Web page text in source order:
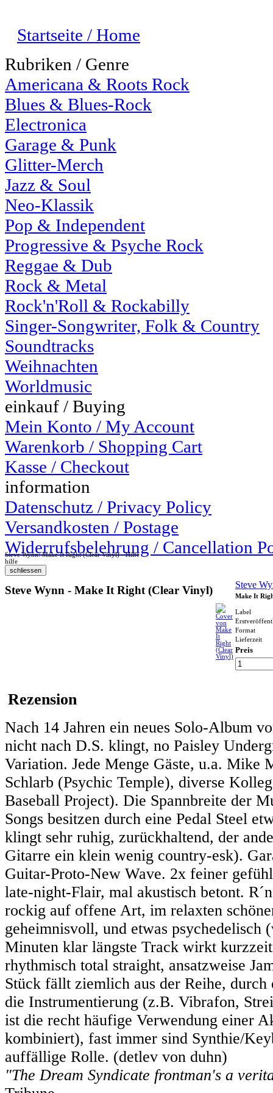
Startseite / Home
Rubriken / Genre
Americana & Roots Rock
Blues & Blues-Rock
Electronica
Garage & Punk
Glitter-Merch
Jazz & Soul
Neo-Klassik
Pop & Independent
Progressive & Psyche Rock
Reggae & Dub
Rock & Metal
Rock'n'Roll & Rockabilly
Singer-Songwriter, Folk & Country
Soundtracks
Weihnachten
Worldmusic
einkauf / Buying
Mein Konto / My Account
Warenkorb / Shopping Cart
Kasse / Checkout
information
Datenschutz / Privacy Policy
Versandkosten / Postage
Widerrufsbelehrung / Cancellation
Steve Wynn: Make It Right (Clear Vinyl) - Hilfe
hilfe
Steve Wynn - Make It Right (Clear Vinyl) Steve
Make It
Label
Format
Lieferzeit
Preis
Rezension
Nach 14 Jahren ein neues Solo-Album
nicht nach D.S. klingt, no Paisley
Variation. Jede Menge Gäste, u.a.
Schlarb (Psychic Temple), diverse
Baseball Project). Die Spannbreite der
Songs besitzen durch eine Pedal Steel
klingt sehr ruhig, zurückhaltend, der
Gitarre ein klein wenig country-esk).
Guitar-Proto-New Wave. 2x feiner
late-night-Flair, mal akustisch betont.
rockig auf offene Art, im relaxten
geheimnisvoll, und etwas
Minuten klar längste Track wirkt
rhythmisch total straight, ansatzweise
Stück fällt ziemlich aus der Reihe,
die Instrumentierung (z.B. Vibrafon,
ist die recht häufige Verwendung einer
kombiniert), fast immer sind Synthie/
auffällige Rolle. (detlev von duhn)
"The Dream Syndicate frontman's a